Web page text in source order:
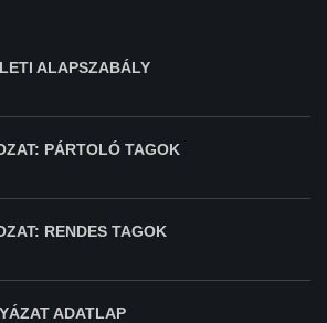
ALAPSZABÁLY
PÁRTOLÓ TAGOK
RENDES TAGOK
ADATLAP